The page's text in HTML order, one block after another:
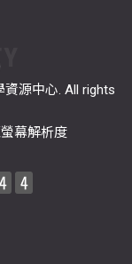
源中心. All rights
幕解析度